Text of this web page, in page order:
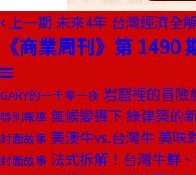
上一期 未來4年 台灣經濟全
《商業周刊》第 1490
GARY的一千零一夜 岩窟裡的冒險
特別報導 氣候變遷下 綠建築的
封面故事 美澳牛vs.台灣牛 美味
封面故事 法式拆解！台灣牛鮮